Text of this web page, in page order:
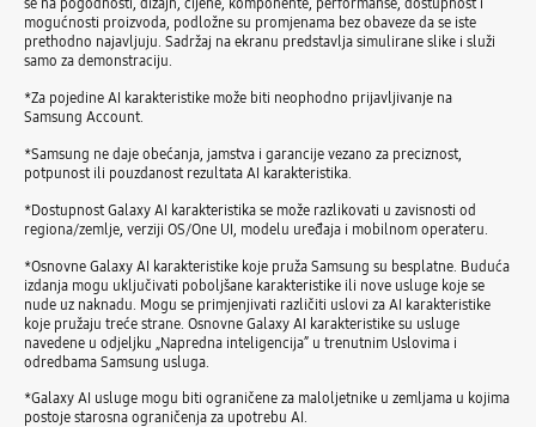
mogućnosti proizvoda, podložne su promjenama bez obaveze da se iste
prethodno najavljuju. Sadržaj na ekranu predstavlja simulirane slike i služi
samo za demonstraciju.
*Za pojedine AI karakteristike može biti neophodno prijavljivanje na
Samsung Account.
*Samsung ne daje obećanja, jamstva i garancije vezano za preciznost,
potpunost ili pouzdanost rezultata AI karakteristika.
*Dostupnost Galaxy AI karakteristika se može razlikovati u zavisnosti od
regiona/zemlje, verziji OS/One UI, modelu uređaja i mobilnom operateru.
*Osnovne Galaxy AI karakteristike koje pruža Samsung su besplatne. Buduća
izdanja mogu uključivati ​​poboljšane karakteristike ili nove usluge koje se
nude uz naknadu. Mogu se primjenjivati različiti uslovi za AI karakteristike
koje pružaju treće strane. Osnovne Galaxy AI karakteristike su usluge
navedene u odjeljku „Napredna inteligencija” u trenutnim Uslovima i
odredbama Samsung usluga.
*Galaxy AI usluge mogu biti ograničene za maloljetnike u zemljama u kojima
postoje starosna ograničenja za upotrebu AI.